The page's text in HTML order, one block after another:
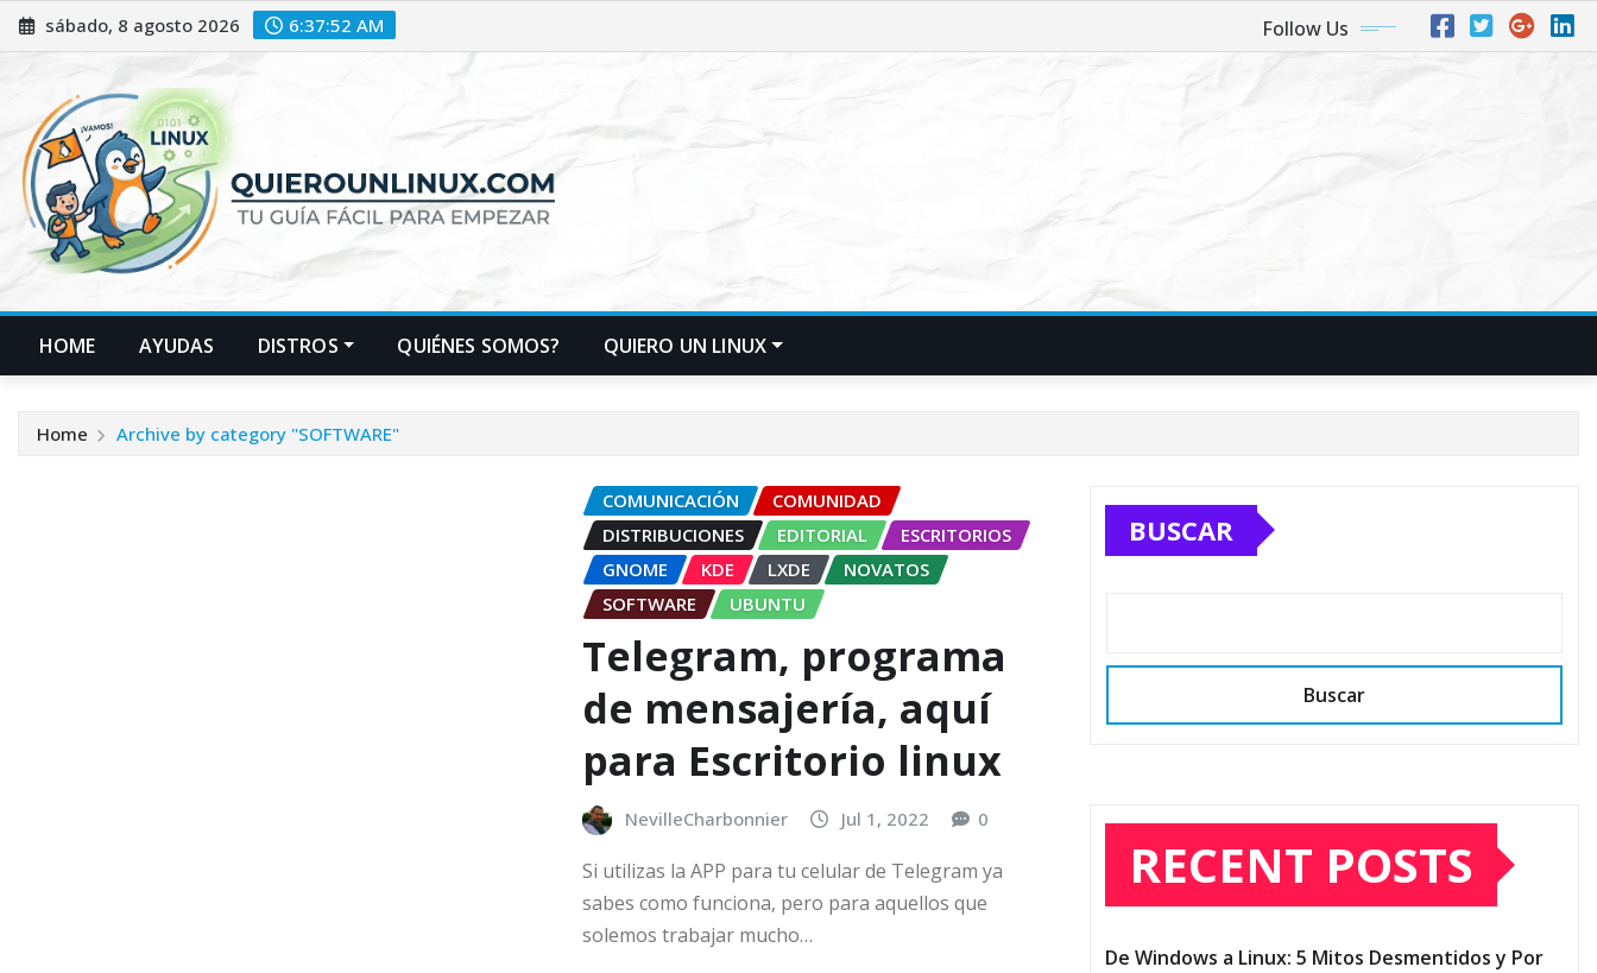
Skip
to
sábado, 8 agosto 2026 6:37:53 AM Follow Us
HOME AYUDAS DISTROS QUIÉNES SOMOS? QUIERO UN LINUX
Home Archive by category "SOFTWARE"
COMUNICACIÓN
COMUNIDAD
DISTRIBUCIONES
EDITORIAL
ESCRITORIOS
GNOME
KDE LXDE
NOVATOS
SOFTWARE
UBUNTU
Telegram, programa
de mensajería, aquí
para Escritorio linux
NevilleCharbonnier Jul 1, 2022 0
Si utilizas la APP para tu celular de Telegram ya
sabes como funciona, pero para aquellos que
solemos trabajar mucho…
BUSCAR
Buscar
RECENT POSTS
De Windows a Linux: 5 Mitos Desmentidos y Por